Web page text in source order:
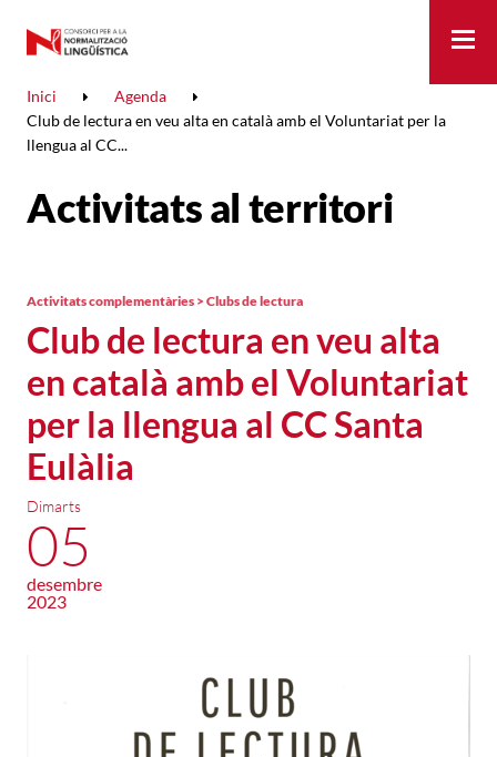
Inici
Agenda
Club de lectura en veu alta en català amb el Voluntariat per la
llengua al CC...
Activitats al territori
Club de lectura en veu alta
en català amb el Voluntariat
per la llengua al CC Santa
Eulàlia
Activitats complementàries > Clubs de lectura
Dimarts
05
desembre
2023